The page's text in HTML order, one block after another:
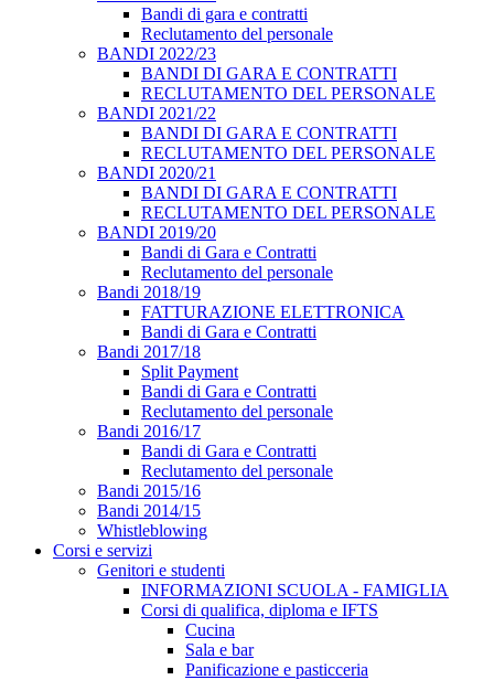
Bandi di gara e contratti
Reclutamento del personale
BANDI 2022/23
BANDI DI GARA E CONTRATTI
RECLUTAMENTO DEL PERSONALE
BANDI 2021/22
BANDI DI GARA E CONTRATTI
RECLUTAMENTO DEL PERSONALE
BANDI 2020/21
BANDI DI GARA E CONTRATTI
RECLUTAMENTO DEL PERSONALE
BANDI 2019/20
Bandi di Gara e Contratti
Reclutamento del personale
Bandi 2018/19
FATTURAZIONE ELETTRONICA
Bandi di Gara e Contratti
Bandi 2017/18
Split Payment
Bandi di Gara e Contratti
Reclutamento del personale
Bandi 2016/17
Bandi di Gara e Contratti
Reclutamento del personale
Bandi 2015/16
Bandi 2014/15
Whistleblowing
Corsi e servizi
Genitori e studenti
INFORMAZIONI SCUOLA - FAMIGLIA
Corsi di qualifica, diploma e IFTS
Cucina
Sala e bar
Panificazione e pasticceria